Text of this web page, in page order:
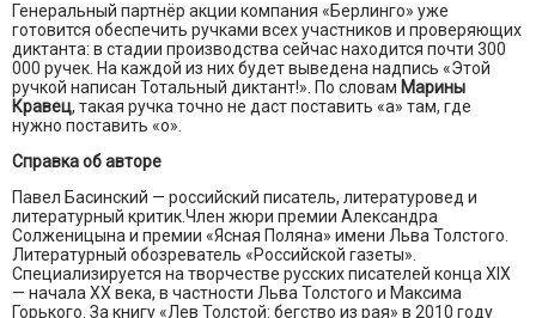
Генеральный партнёр акции компания «Берлинго» уже
готовится обеспечить ручками всех участников и проверяющих
диктанта: в стадии производства сейчас находится почти 300
000 ручек. На каждой из них будет выведена надпись «Этой
ручкой написан Тотальный диктант!». По словам Марины
Кравец, такая ручка точно не даст поставить «а» там, где
нужно поставить «о».
Справка об авторе
Павел Басинский — российский писатель, литературовед и
литературный критик.Член жюри премии Александра
Солженицына и премии «Ясная Поляна» имени Льва Толстого.
Литературный обозреватель «Российской газеты».
Специализируется на творчестве русских писателей конца XIX
— начала XX века, в частности Льва Толстого и Максима
Горького. За книгу «Лев Толстой: бегство из рая» в 2010 году